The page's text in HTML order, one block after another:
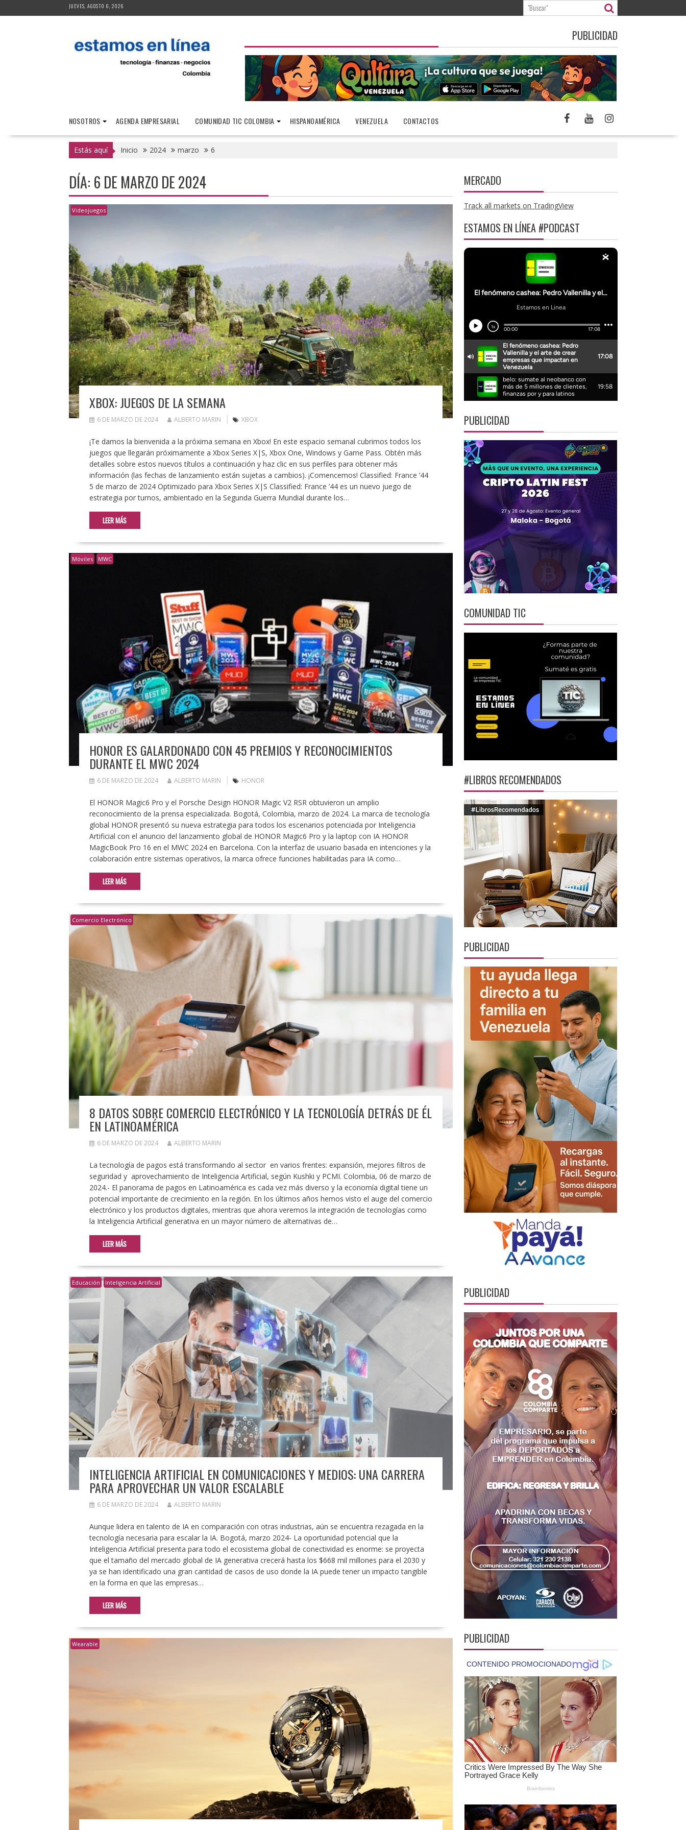
al
JUEVES, AGOSTO 6, 2026
PUBLICIDAD
NOSOTROS AGENDA EMPRESARIAL COMUNIDAD TIC COLOMBIA HISPANOAMÉRICA VENEZUELA CONTACTOS
Estás aquí Inicio 2024 marzo 6
DÍA: 6 DE MARZO DE 2024
Videojuegos
XBOX: JUEGOS DE LA SEMANA
6 DE MARZO DE 2024 ALBERTO MARIN XBOX
¡Te damos la bienvenida a la próxima semana en Xbox! En este espacio semanal cubrimos todos los
juegos que llegarán próximamente a Xbox Series X|S, Xbox One, Windows y Game Pass. Obtén más
detalles sobre estos nuevos títulos a continuación y haz clic en sus perfiles para obtener más
información (las fechas de lanzamiento están sujetas a cambios). ¡Comencemos! Classified: France ’44
5 de marzo de 2024 Optimizado para Xbox Series X|S Classified: France ’44 es un nuevo juego de
estrategia por turnos, ambientado en la Segunda Guerra Mundial durante los…
LEER MÁS
Móviles MWC
HONOR ES GALARDONADO CON 45 PREMIOS Y RECONOCIMIENTOS
DURANTE EL MWC 2024
6 DE MARZO DE 2024 ALBERTO MARIN HONOR
El HONOR Magic6 Pro y el Porsche Design HONOR Magic V2 RSR obtuvieron un amplio
reconocimiento de la prensa especializada. Bogotá, Colombia, marzo de 2024. La marca de tecnología
global HONOR presentó su nueva estrategia para todos los escenarios potenciada por Inteligencia
Artificial con el anuncio del lanzamiento global de HONOR Magic6 Pro y la laptop con IA HONOR
MagicBook Pro 16 en el MWC 2024 en Barcelona. Con la interfaz de usuario basada en intenciones y la
colaboración entre sistemas operativos, la marca ofrece funciones habilitadas para IA como…
LEER MÁS
Comercio Electrónico
8 DATOS SOBRE COMERCIO ELECTRÓNICO Y LA TECNOLOGÍA DETRÁS DE ÉL
EN LATINOAMÉRICA
6 DE MARZO DE 2024 ALBERTO MARIN
La tecnología de pagos está transformando al sector en varios frentes: expansión, mejores filtros de
seguridad y aprovechamiento de Inteligencia Artificial, según Kushki y PCMI. Colombia, 06 de marzo de
2024.- El panorama de pagos en Latinoamérica es cada vez más diverso y la economía digital tiene un
potencial importante de crecimiento en la región. En los últimos años hemos visto el auge del comercio
electrónico y los productos digitales, mientras que ahora veremos la integración de tecnologías como
la Inteligencia Artificial generativa en un mayor número de alternativas de…
LEER MÁS
Educación Inteligencia Artificial
INTELIGENCIA ARTIFICIAL EN COMUNICACIONES Y MEDIOS: UNA CARRERA
PARA APROVECHAR UN VALOR ESCALABLE
6 DE MARZO DE 2024 ALBERTO MARIN
Aunque lidera en talento de IA en comparación con otras industrias, aún se encuentra rezagada en la
tecnología necesaria para escalar la IA. Bogotá, marzo 2024- La oportunidad potencial que la
Inteligencia Artificial presenta para todo el ecosistema global de conectividad es enorme: se proyecta
que el tamaño del mercado global de IA generativa crecerá hasta los $668 mil millones para el 2030 y
ya se han identificado una gran cantidad de casos de uso donde la IA puede tener un impacto tangible
en la forma en que las empresas…
LEER MÁS
Wearable
MERCADO
Track all markets on TradingView
ESTAMOS EN LÍNEA #PODCAST
PUBLICIDAD
COMUNIDAD TIC
#LIBROS RECOMENDADOS
PUBLICIDAD
PUBLICIDAD
PUBLICIDAD